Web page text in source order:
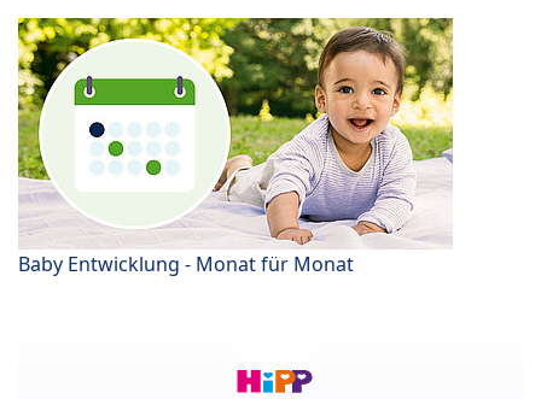
Baby Entwicklung - Monat für Monat